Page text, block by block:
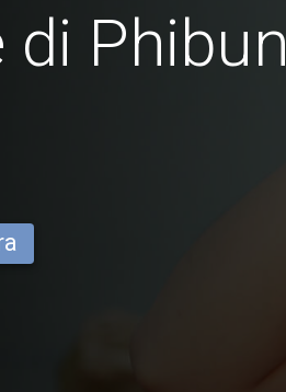
Phibun